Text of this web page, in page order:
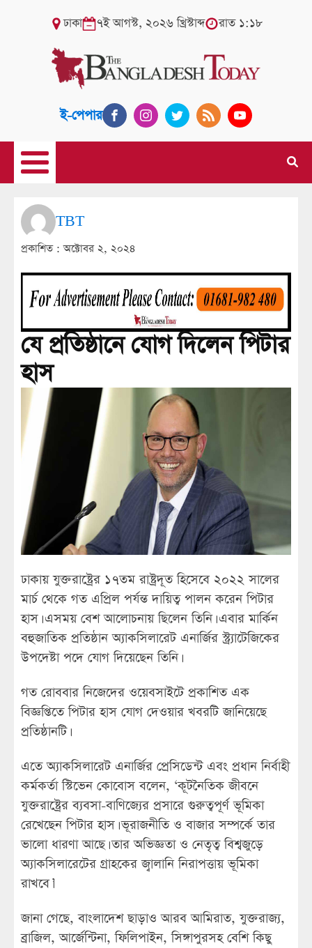
ঢাকা ৭ই আগস্ট, ২০২৬ খ্রিস্টাব্দ রাত ১:১৮
ই-পেপার
TBT
প্রকাশিত :অক্টোবর ২, ২০২৪
যে প্রতিষ্ঠানে যোগ দিলেন পিটার
হাস
ঢাকায় যুক্তরাষ্ট্রের ১৭তম রাষ্ট্রদূত হিসেবে ২০২২ সালের
মার্চ থেকে গত এপ্রিল পর্যন্ত দায়িত্ব পালন করেন পিটার
হাস। এসময় বেশ আলোচনায় ছিলেন তিনি। এবার মার্কিন
বহুজাতিক প্রতিষ্ঠান অ্যাকসিলারেট এনার্জির স্ট্র্যাটেজিকের
উপদেষ্টা পদে যোগ দিয়েছেন তিনি।
গত রোববার নিজেদের ওয়েবসাইটে প্রকাশিত এক
বিজ্ঞপ্তিতে পিটার হাস যোগ দেওয়ার খবরটি জানিয়েছে
প্রতিষ্ঠানটি।
এতে অ্যাকসিলারেট এনার্জির প্রেসিডেন্ট এবং প্রধান নির্বাহী
কর্মকর্তা স্টিভেন কোবোস বলেন, ‘কূটনৈতিক জীবনে
যুক্তরাষ্ট্রের ব্যবসা-বাণিজ্যের প্রসারে গুরুত্বপূর্ণ ভূমিকা
রেখেছেন পিটার হাস। ভূরাজনীতি ও বাজার সম্পর্কে তার
ভালো ধারণা আছে। তার অভিজ্ঞতা ও নেতৃত্ব বিশ্বজুড়ে
অ্যাকসিলারেটের গ্রাহকের জ্বালানি নিরাপত্তায় ভূমিকা
রাখবে।’
জানা গেছে, বাংলাদেশ ছাড়াও আরব আমিরাত, যুক্তরাজ্য,
ব্রাজিল, আর্জেন্টিনা, ফিলিপাইন, সিঙ্গাপুরসহ বেশি কিছু